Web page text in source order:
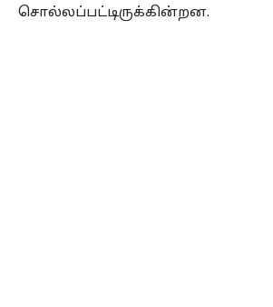
சொல்லப்பட்டிருக்கின்றன.